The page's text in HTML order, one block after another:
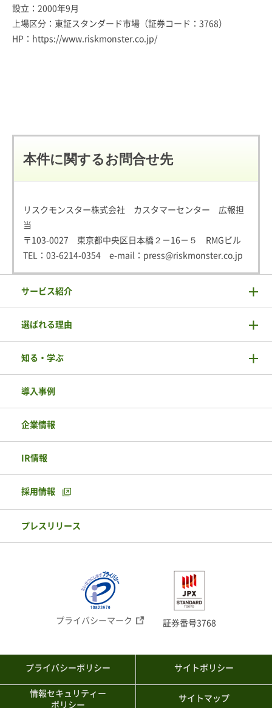
設立：2000年9月
上場区分：東証スタンダード市場（証券コード：3768）
HP： https://www.riskmonster.co.jp/
本件に関するお問合せ先
リスクモンスター株式会社 カスタマーセンター 広報担
当
〒103-0027 東京都中央区日本橋２－16－５ RMGビル
TEL： 03-6214-0354 e-mail： press@riskmonster.co.jp
サービス紹介
選ばれる理由
知る・学ぶ
導入事例
企業情報
IR情報
採用情報
プレスリリース
プライバシーマーク 証券番号3768
プライバシーポリシー
情報セキュリティー
ポリシー
サイトポリシー
サイトマップ